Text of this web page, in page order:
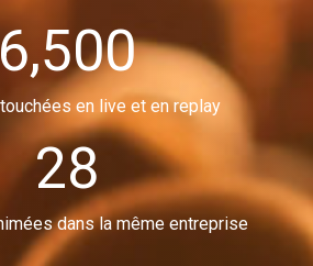
6,500
en live et en replay
28
dans la même entreprise